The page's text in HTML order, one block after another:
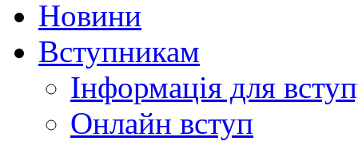
Новини
Вступникам
Інформація для
Онлайн вступ